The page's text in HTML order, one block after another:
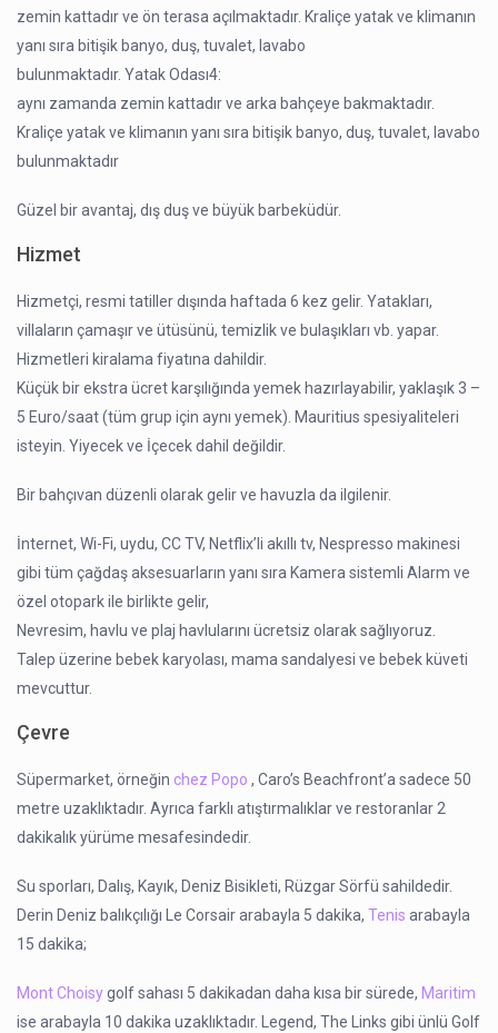
zemin kattadır ve ön terasa açılmaktadır. Kraliçe yatak ve klimanın
yanı sıra bitişik banyo, duş, tuvalet, lavabo
bulunmaktadır. Yatak Odası4:
aynı zamanda zemin kattadır ve arka bahçeye bakmaktadır.
Kraliçe yatak ve klimanın yanı sıra bitişik banyo, duş, tuvalet, lavabo
bulunmaktadır
Güzel bir avantaj, dış duş ve büyük barbeküdür.
Hizmet
Hizmetçi, resmi tatiller dışında haftada 6 kez gelir. Yatakları,
villaların çamaşır ve ütüsünü, temizlik ve bulaşıkları vb. yapar.
Hizmetleri kiralama fiyatına dahildir.
Küçük bir ekstra ücret karşılığında yemek hazırlayabilir, yaklaşık 3 –
5 Euro/saat (tüm grup için aynı yemek). Mauritius spesiyaliteleri
isteyin. Yiyecek ve İçecek dahil değildir.
Bir bahçıvan düzenli olarak gelir ve havuzla da ilgilenir.
İnternet, Wi-Fi, uydu, CC TV, Netflix’li akıllı tv, Nespresso makinesi
gibi tüm çağdaş aksesuarların yanı sıra Kamera sistemli Alarm ve
özel otopark ile birlikte gelir,
Nevresim, havlu ve plaj havlularını ücretsiz olarak sağlıyoruz.
Talep üzerine bebek karyolası, mama sandalyesi ve bebek küveti
mevcuttur.
Çevre
Süpermarket, örneğin chez Popo , Caro’s Beachfront’a sadece 50
metre uzaklıktadır. Ayrıca farklı atıştırmalıklar ve restoranlar 2
dakikalık yürüme mesafesindedir.
Su sporları, Dalış, Kayık, Deniz Bisikleti, Rüzgar Sörfü sahildedir.
Derin Deniz balıkçılığı Le Corsair arabayla 5 dakika,Tenis arabayla
15 dakika;
Mont Choisygolf sahası 5 dakikadan daha kısa bir sürede, Maritim
ise arabayla 10 dakika uzaklıktadır. Legend, The Links gibi ünlü Golf